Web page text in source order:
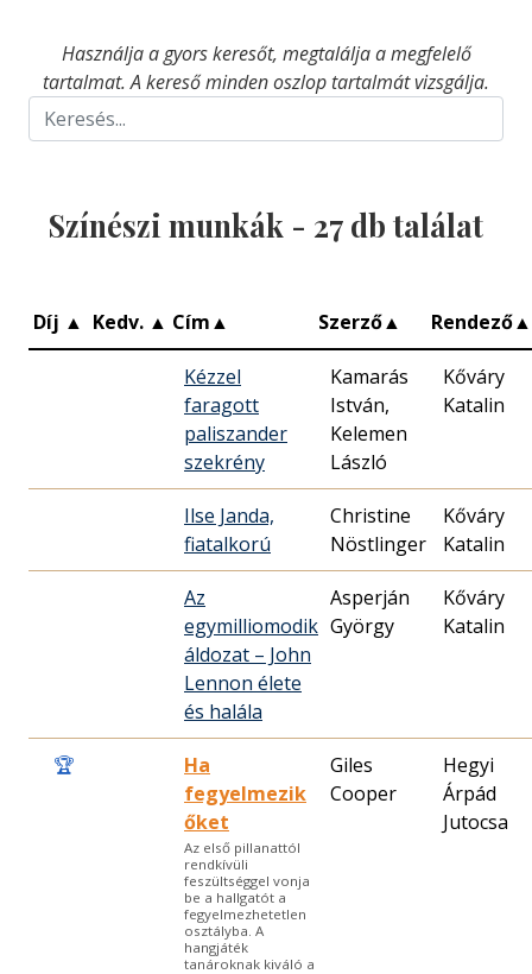
Használja a gyors keresőt, megtalálja a megfelelő
tartalmat. A kereső minden oszlop tartalmát vizsgálja.
Színészi munkák - 27 db találat
Díj ▲ Kedv. ▲ Cím▲ Szerző▲ Rendező▲
Kézzel
faragott
paliszander
szekrény
Kamarás
István,
Kelemen
László
Kőváry
Katalin
Ilse Janda,
fiatalkorú
Christine
Nöstlinger
Kőváry
Katalin
Az
egymilliomodik
áldozat – John
Lennon élete
és halála
Asperján
György
Kőváry
Katalin
🏆
Ha
fegyelmezik
őket
Az első pillanattól
rendkívüli
feszültséggel vonja
be a hallgatót a
fegyelmezhetetlen
osztályba. A
hangjáték
tanároknak kiváló a
Giles
Cooper
Hegyi
Árpád
Jutocsa